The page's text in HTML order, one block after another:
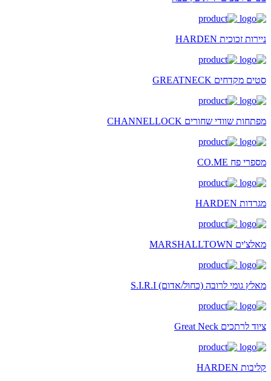
ניירות זכוכית HARDEN
סטים מקדחים GREATNECK
מפתחות שוודי שחורים CHANNELLOCK
מספרי פח CO.ME
מגרדות HARDEN
מאלצ'ים MARSHALLTOWN
מאלץ גומי לרובה (כחול/אדום) S.I.R.I
ציוד לרתכים Great Neck
קליבות HARDEN